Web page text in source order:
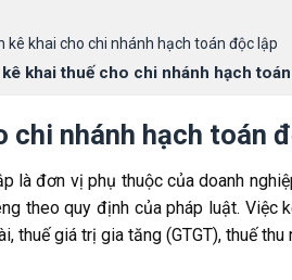
kê khai cho chi nhánh hạch toán độc lập
khai thuế cho chi nhánh hạch
gia tăng (GTGT) chi nhánh độc lập
khi kê khai thuế cho chi nhánh
gặp (FAQ)
chi nhánh hạch toán
là đơn vị phụ thuộc của doanh
theo quy định của pháp luật.
thuế giá trị gia tăng (GTGT), thuế